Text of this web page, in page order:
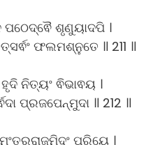
ପଠେଦ୍ଵୈ ଶୃଣୁୟାଦପି ।
ଫଲମଶ୍ନୁତେ ॥ 211 ॥
ହୃଦି ନିତ୍ୟଂ ଵିଭାଵୟ ।
ପ୍ରଜପେନ୍ମୁଦା ॥ 212 ॥
ପ୍ରିୟେ ।